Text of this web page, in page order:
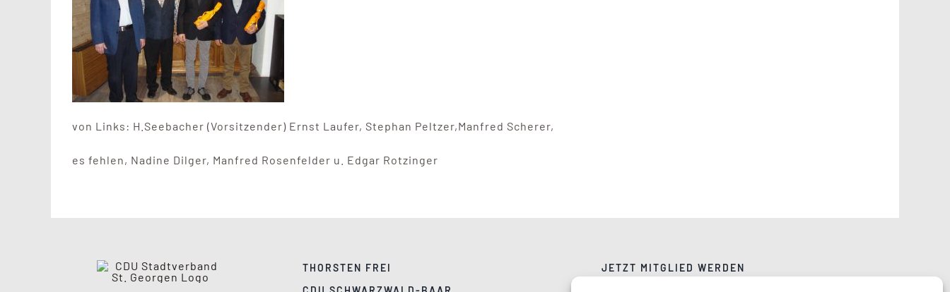
von Links: H.Seebacher (Vorsitzender) Ernst Laufer, Stephan Peltzer,Manfred Scherer,
es fehlen, Nadine Dilger, Manfred Rosenfelder u. Edgar Rotzinger
THORSTEN FREI
JETZT MITGLIED WERDEN